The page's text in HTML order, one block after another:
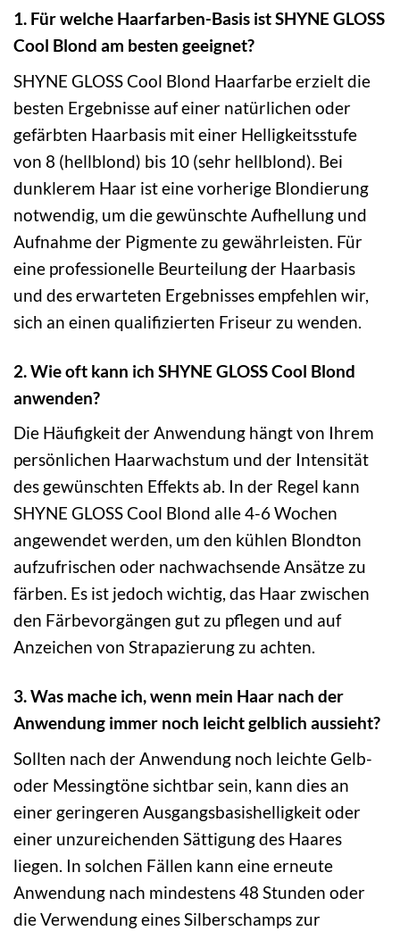
1. Für welche Haarfarben-Basis ist SHYNE GLOSS
Cool Blond am besten geeignet?
SHYNE GLOSS Cool Blond Haarfarbe erzielt die
besten Ergebnisse auf einer natürlichen oder
gefärbten Haarbasis mit einer Helligkeitsstufe
von 8 (hellblond) bis 10 (sehr hellblond). Bei
dunklerem Haar ist eine vorherige Blondierung
notwendig, um die gewünschte Aufhellung und
Aufnahme der Pigmente zu gewährleisten. Für
eine professionelle Beurteilung der Haarbasis
und des erwarteten Ergebnisses empfehlen wir,
sich an einen qualifizierten Friseur zu wenden.
2. Wie oft kann ich SHYNE GLOSS Cool Blond
anwenden?
Die Häufigkeit der Anwendung hängt von Ihrem
persönlichen Haarwachstum und der Intensität
des gewünschten Effekts ab. In der Regel kann
SHYNE GLOSS Cool Blond alle 4-6 Wochen
angewendet werden, um den kühlen Blondton
aufzufrischen oder nachwachsende Ansätze zu
färben. Es ist jedoch wichtig, das Haar zwischen
den Färbevorgängen gut zu pflegen und auf
Anzeichen von Strapazierung zu achten.
3. Was mache ich, wenn mein Haar nach der
Anwendung immer noch leicht gelblich aussieht?
Sollten nach der Anwendung noch leichte Gelb-
oder Messingtöne sichtbar sein, kann dies an
einer geringeren Ausgangsbasishelligkeit oder
einer unzureichenden Sättigung des Haares
liegen. In solchen Fällen kann eine erneute
Anwendung nach mindestens 48 Stunden oder
die Verwendung eines Silberschamps zur